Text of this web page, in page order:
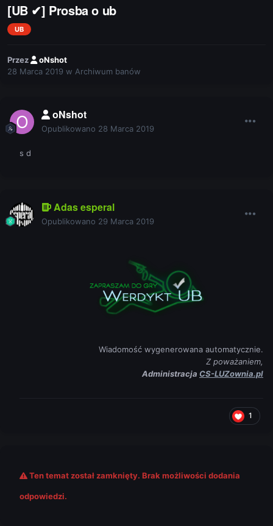
[UB ✔] Prosba o ub
UB
Przez
oNshot
28 Marca 2019 w Archiwum banów
oNshot
Opublikowano 28 Marca 2019
s d
Adas esperal
Opublikowano 29 Marca 2019
Wiadomość wygenerowana automatycznie.
Z poważaniem,
Administracja CS-LUZownia.pl
1
Ten temat został zamknięty. Brak możliwości dodania
odpowiedzi.